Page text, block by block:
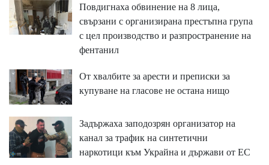
Повдигнаха обвинение на 8 лица,
свързани с организирана престъпна група
с цел производство и разпространение на
фентанил
От хвалбите за арести и преписки за
купуване на гласове не остана нищо
Задържаха заподозрян организатор на
канал за трафик на синтетични
наркотици към Украйна и държави от ЕС